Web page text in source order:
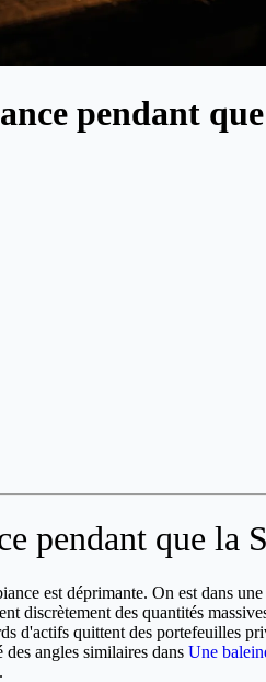
pendant
pendant que la
est déprimante. On est dans
discrètement des quantités
d'actifs quittent des portefeuilles
angles similaires dans Une
.